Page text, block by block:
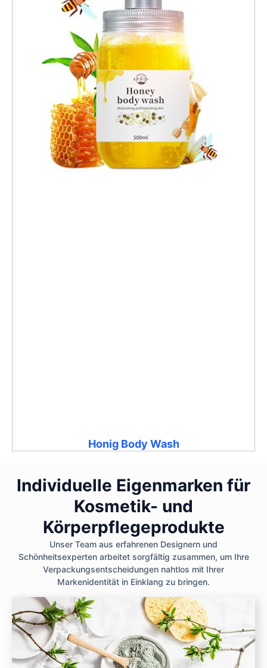
Honig Body Wash
Individuelle Eigenmarken für
Kosmetik- und
Körperpflegeprodukte
Unser Team aus erfahrenen Designern und
Schönheitsexperten arbeitet sorgfältig zusammen, um Ihre
Verpackungsentscheidungen nahtlos mit Ihrer
Markenidentität in Einklang zu bringen.